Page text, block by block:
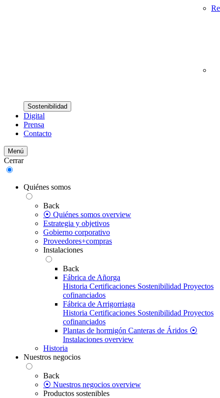
Sostenibilidad
Digital
Prensa
Contacto
Menú
Cerrar
Quiénes somos
Back
⦿ Quiénes somos overview
Estrategia y objetivos
Gobierno corporativo
Proveedores+compras
Instalaciones
Back
Fábrica de Añorga
Historia Certificaciones Sostenibilidad Proyectos
cofinanciados
Fábrica de Arrigorriaga
Historia Certificaciones Sostenibilidad Proyectos
cofinanciados
Plantas de hormigón Canteras de Áridos ⦿
Instalaciones overview
Historia
Nuestros negocios
Back
⦿ Nuestros negocios overview
Productos sostenibles